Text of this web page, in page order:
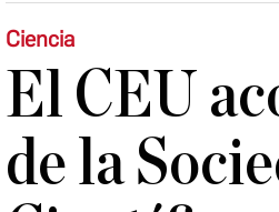
Ciencia
El CEU
de la